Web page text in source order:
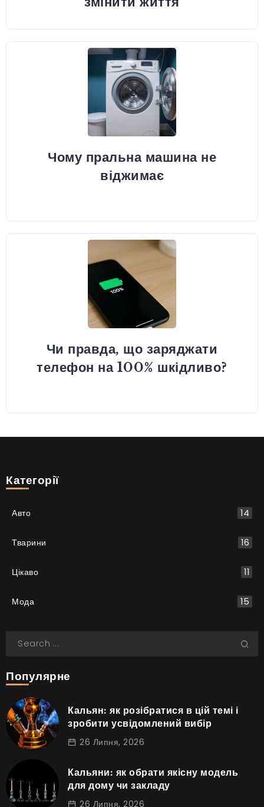
Чому пральна машина не
віджимає
Чи правда, що заряджати
телефон на 100% шкідливо?
Категорії
Авто 14
Тварини 16
Цікаво 11
Мода 15
Популярне
Кальян: як розібратися в цій темі і
зробити усвідомлений вибір
26 Липня, 2026
Кальяни: як обрати якісну модель
для дому чи закладу
26 Липня, 2026